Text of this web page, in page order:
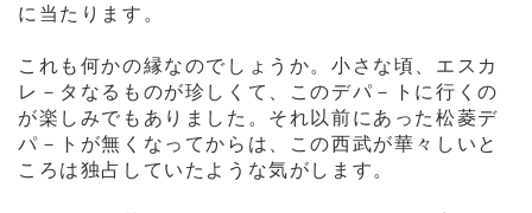
に当たります。
これも何かの縁なのでしょうか。小さな頃、エスカ
レ－タなるものが珍しくて、このデパ－トに行くの
が楽しみでもありました。それ以前にあった松菱デ
パ－トが無くなってからは、この西武が華々しいと
ころは独占していたような気がします。